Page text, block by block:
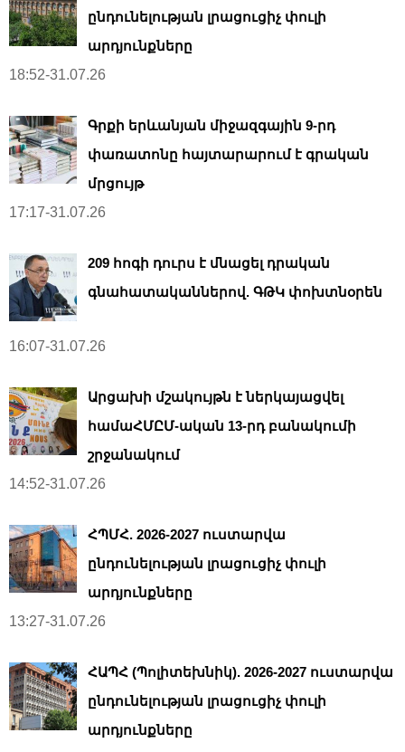
ընդունելության լրացուցիչ փուլի
արդյունքները
18:52-31.07.26
Գրքի երևանյան միջազգային 9-րդ
փառատոնը հայտարարում է գրական
մրցույթ
17:17-31.07.26
209 հոգի դուրս է մնացել դրական
գնահատականներով. ԳԹԿ փոխտնօրեն
16:07-31.07.26
Արցախի մշակույթն է ներկայացվել
համաՀՄԸՄ-ական 13-րդ բանակումի
շրջանակում
14:52-31.07.26
ՀՊՄՀ. 2026-2027 ուստարվա
ընդունելության լրացուցիչ փուլի
արդյունքները
13:27-31.07.26
ՀԱՊՀ (Պոլիտեխնիկ). 2026-2027 ուստարվա
ընդունելության լրացուցիչ փուլի
արդյունքները